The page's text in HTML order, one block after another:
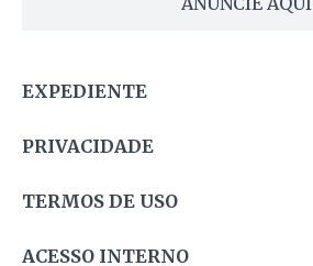
EXPEDIENTE
PRIVACIDADE
TERMOS DE USO
ACESSO INTERNO